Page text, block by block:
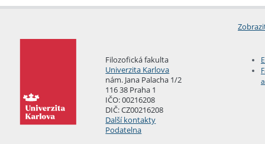
Filozofická fakulta
Univerzita Karlova
nám. Jana Palacha 1/2
116 38 Praha 1
IČO: 00216208
DIČ: CZ00216208
Další kontakty
Podatelna